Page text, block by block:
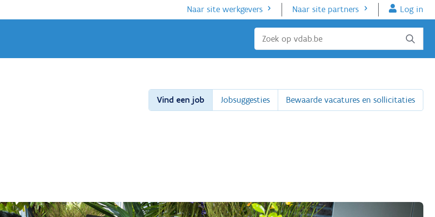
Naar site werkgevers Naar site partners Log in
Sluiten
Vind een job Jobsuggesties Bewaarde vacatures en sollicitaties